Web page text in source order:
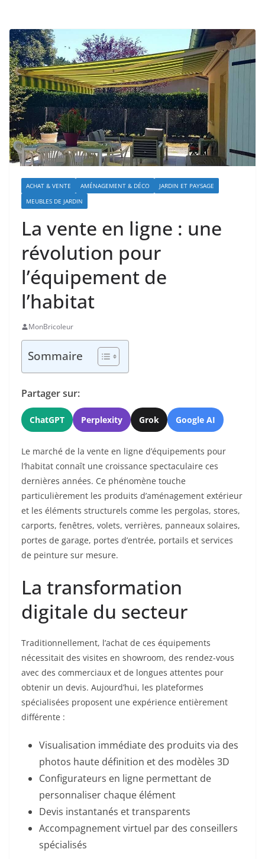
ACHAT & VENTE AMÉNAGEMENT & DÉCO
JARDIN ET PAYSAGE
MEUBLES DE JARDIN
La vente en ligne : une
révolution pour
l’équipement de
l’habitat
MonBricoleur
Sommaire
Partager sur:
ChatGPT Perplexity Grok Google AI
Le marché de la vente en ligne d’équipements pour
l’habitat connaît une croissance spectaculaire ces
dernières années. Ce phénomène touche
particulièrement les produits d’aménagement extérieur
et les éléments structurels comme les pergolas, stores,
carports, fenêtres, volets, verrières, panneaux solaires,
portes de garage, portes d’entrée, portails et services
de peinture sur mesure.
La transformation
digitale du secteur
Traditionnellement, l’achat de ces équipements
nécessitait des visites en showroom, des rendez-vous
avec des commerciaux et de longues attentes pour
obtenir un devis. Aujourd’hui, les plateformes
spécialisées proposent une expérience entièrement
différente :
Visualisation immédiate des produits via des
photos haute définition et des modèles 3D
Configurateurs en ligne permettant de
personnaliser chaque élément
Devis instantanés et transparents
Accompagnement virtuel par des conseillers
spécialisés